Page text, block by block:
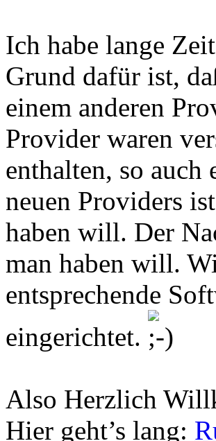
Ich habe lange
Grund dafür ist,
einem anderen
Provider waren
enthalten, so
neuen Providers
haben will. Der
man haben will.
entsprechende
eingerichtet.
Also Herzlich
Hier geht’s lang: